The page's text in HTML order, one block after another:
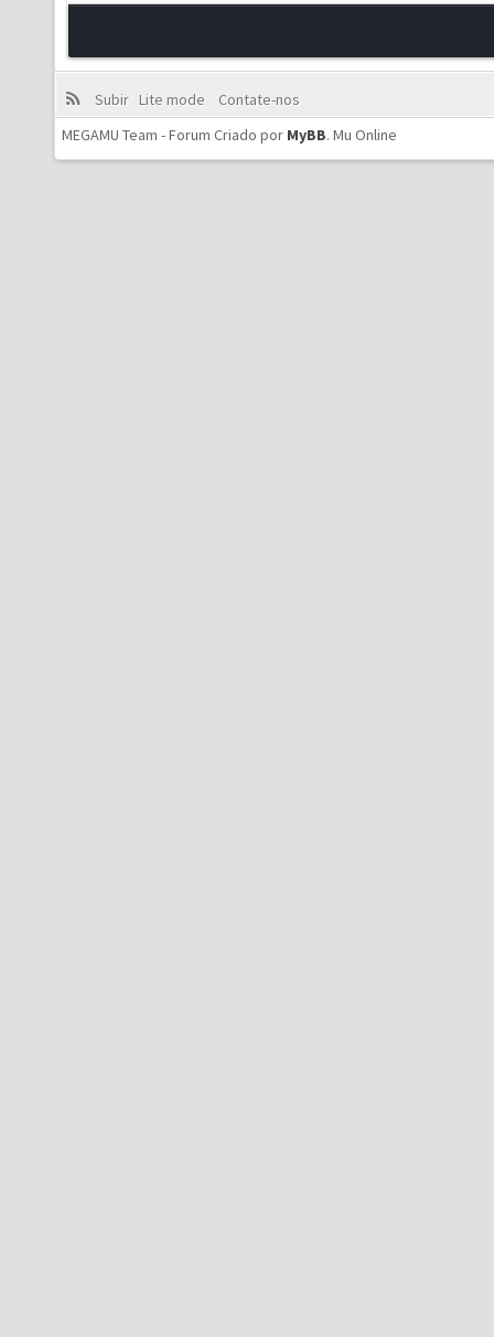
Subir Lite mode
Contate-nos
MEGAMU Team - Forum Criado por MyBB. Mu Online